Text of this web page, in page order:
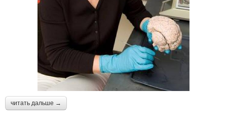
читать дальше →